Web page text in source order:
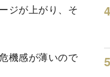
ジが上がり、そ
機感が薄いので